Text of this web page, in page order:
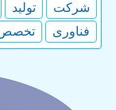
شركت تولید
فناوری